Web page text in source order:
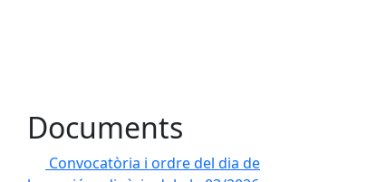
Documents
Convocatòria i ordre del dia de